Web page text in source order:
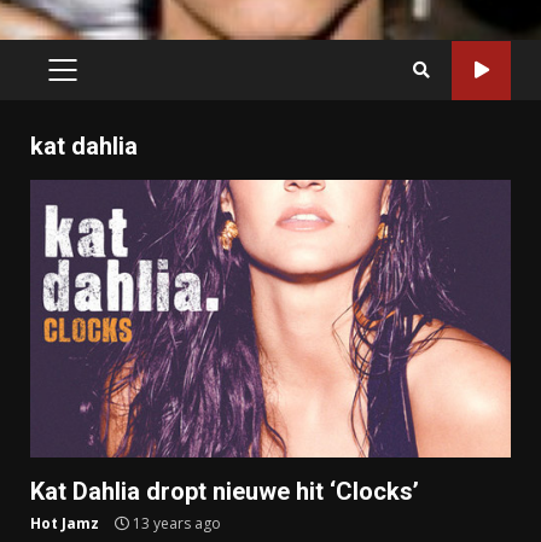
PRIMARY
kat dahlia
Kat Dahlia dropt nieuwe hit ‘Clocks’
Hot Jamz 13 years ago